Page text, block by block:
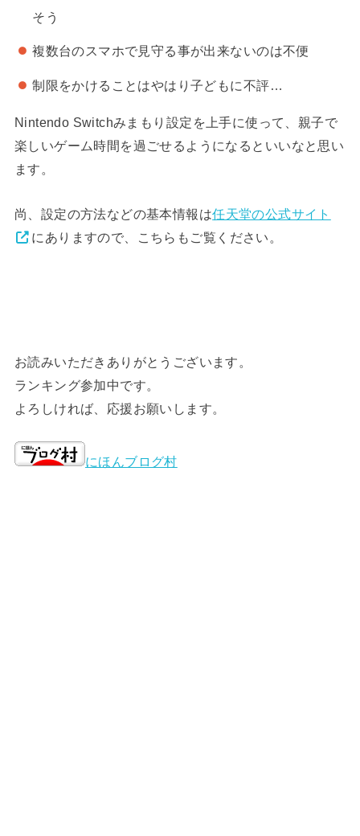
そう
複数台のスマホで見守る事が出来ないのは不便
制限をかけることはやはり子どもに不評…
Nintendo Switchみまもり設定を上手に使って、親子で
楽しいゲーム時間を過ごせるようになるといいなと思い
ます。
尚、設定の方法などの基本情報は任天堂の公式サイト
にありますので、こちらもご覧ください。
お読みいただきありがとうございます。
ランキング参加中です。
よろしければ、応援お願いします。
にほんブログ村